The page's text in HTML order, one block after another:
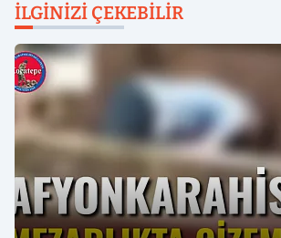
İLGINIZI ÇEKEBILIR